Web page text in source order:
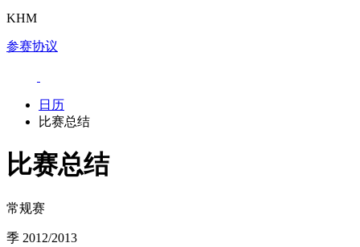
KHM
参赛协议
日历
比赛总结
比赛总结
常规赛
季 2012/2013